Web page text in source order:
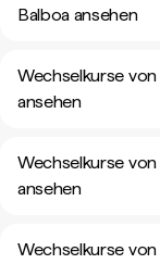
Balboa ansehen
Wechselkurse von
ansehen
Wechselkurse
ansehen
Wechselkurse von